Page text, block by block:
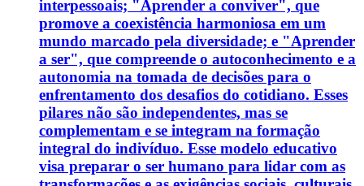
interpessoais; "Aprender a conviver", que
promove a coexistência harmoniosa em um
mundo marcado pela diversidade; e "Aprender
a ser", que compreende o autoconhecimento e a
autonomia na tomada de decisões para o
enfrentamento dos desafios do cotidiano. Esses
pilares não são independentes, mas se
complementam e se integram na formação
integral do indivíduo. Esse modelo educativo
visa preparar o ser humano para lidar com as